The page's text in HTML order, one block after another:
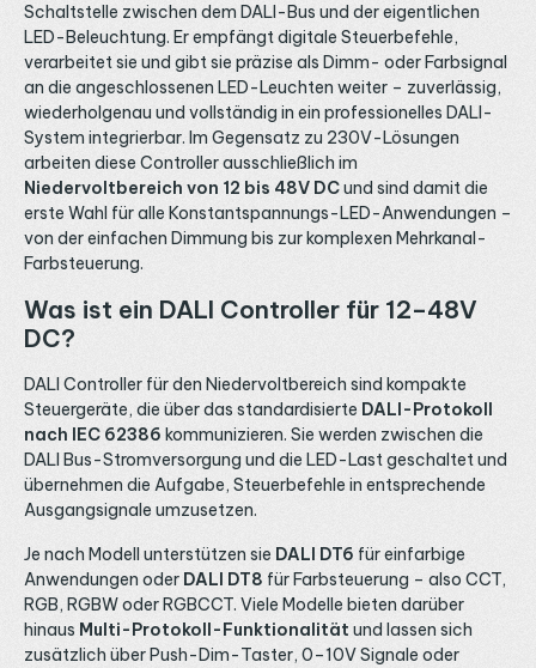
Schaltstelle zwischen dem DALI-Bus und der eigentlichen
LED-Beleuchtung. Er empfängt digitale Steuerbefehle,
verarbeitet sie und gibt sie präzise als Dimm- oder Farbsignal
an die angeschlossenen LED-Leuchten weiter – zuverlässig,
wiederholgenau und vollständig in ein professionelles DALI-
System integrierbar. Im Gegensatz zu 230V-Lösungen
arbeiten diese Controller ausschließlich im
Niedervoltbereich von 12 bis 48V DCund sind damit die
erste Wahl für alle Konstantspannungs-LED-Anwendungen –
von der einfachen Dimmung bis zur komplexen Mehrkanal-
Farbsteuerung.
Was ist ein DALI Controller für 12–48V
DC?
DALI Controller für den Niedervoltbereich sind kompakte
Steuergeräte, die über das standardisierte DALI-Protokoll
nach IEC 62386 kommunizieren. Sie werden zwischen die
DALI Bus-Stromversorgung und die LED-Last geschaltet und
übernehmen die Aufgabe, Steuerbefehle in entsprechende
Ausgangsignale umzusetzen.
Je nach Modell unterstützen sie DALI DT6 für einfarbige
Anwendungen oder DALI DT8 für Farbsteuerung – also CCT,
RGB, RGBW oder RGBCCT. Viele Modelle bieten darüber
hinaus Multi-Protokoll-Funktionalität und lassen sich
zusätzlich über Push-Dim-Taster, 0–10V Signale oder